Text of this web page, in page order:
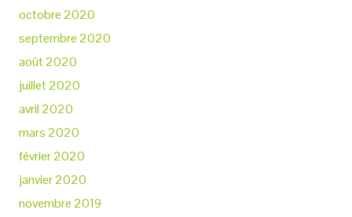
octobre 2020
septembre 2020
août 2020
juillet 2020
avril 2020
mars 2020
février 2020
janvier 2020
novembre 2019